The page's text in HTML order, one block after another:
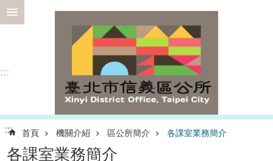
跳到主要內容區塊
選
專
:::
::: 首頁 機關介紹 區公所簡介 各課室業務簡介
各課室業務簡介